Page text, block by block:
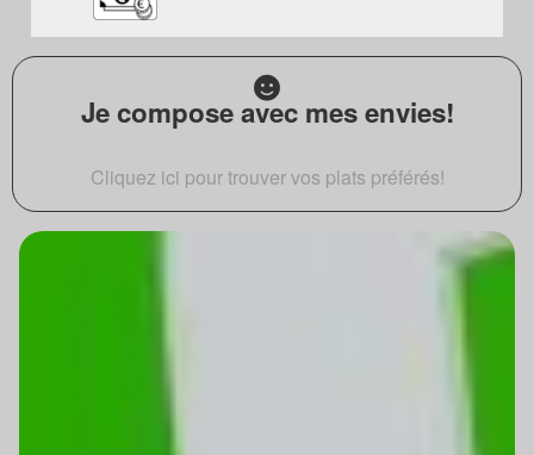
Je compose avec mes envies!
Cliquez ici pour trouver vos plats préférés!